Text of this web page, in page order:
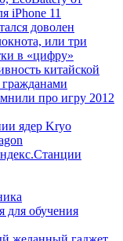
iPhone 11
доволен
или три
в «цифру»
китайской
про игру 2012
ядер Kryo
обучения